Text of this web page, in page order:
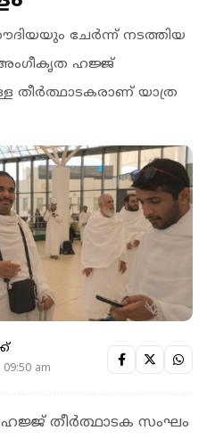
ചേര്‍ന്ന് നടത്തിയ
ഹജ്ജ്
തീര്‍ത്ഥാടകരാണ് യാത്ര
am
ഹജ്ജ് തീര്‍ത്ഥാടക സംഘം